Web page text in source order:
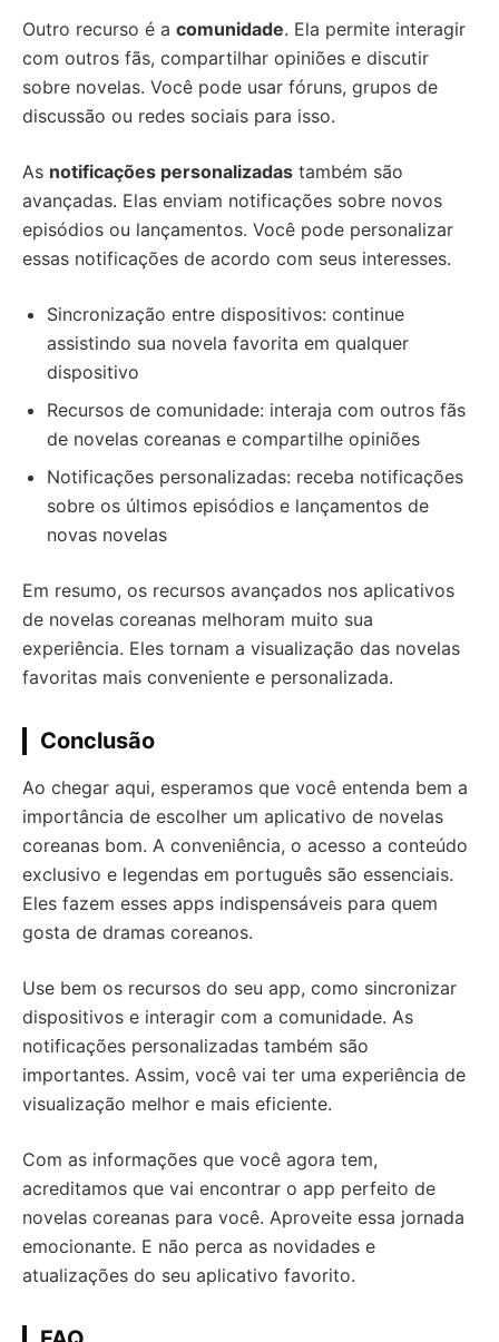
Outro recurso é a comunidade. Ela permite interagir
com outros fãs, compartilhar opiniões e discutir
sobre novelas. Você pode usar fóruns, grupos de
discussão ou redes sociais para isso.
As notificações personalizadas também são
avançadas. Elas enviam notificações sobre novos
episódios ou lançamentos. Você pode personalizar
essas notificações de acordo com seus interesses.
Sincronização entre dispositivos: continue
assistindo sua novela favorita em qualquer
dispositivo
Recursos de comunidade: interaja com outros fãs
de novelas coreanas e compartilhe opiniões
Notificações personalizadas: receba notificações
sobre os últimos episódios e lançamentos de
novas novelas
Em resumo, os recursos avançados nos aplicativos
de novelas coreanas melhoram muito sua
experiência. Eles tornam a visualização das novelas
favoritas mais conveniente e personalizada.
Conclusão
Ao chegar aqui, esperamos que você entenda bem a
importância de escolher um aplicativo de novelas
coreanas bom. A conveniência, o acesso a conteúdo
exclusivo e legendas em português são essenciais.
Eles fazem esses apps indispensáveis para quem
gosta de dramas coreanos.
Use bem os recursos do seu app, como sincronizar
dispositivos e interagir com a comunidade. As
notificações personalizadas também são
importantes. Assim, você vai ter uma experiência de
visualização melhor e mais eficiente.
Com as informações que você agora tem,
acreditamos que vai encontrar o app perfeito de
novelas coreanas para você. Aproveite essa jornada
emocionante. E não perca as novidades e
atualizações do seu aplicativo favorito.